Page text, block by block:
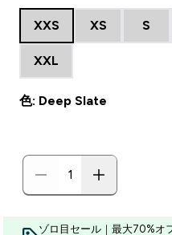
XXS XS S
XXL
色: Deep Slate
ゾロ目セール｜最大70%オ